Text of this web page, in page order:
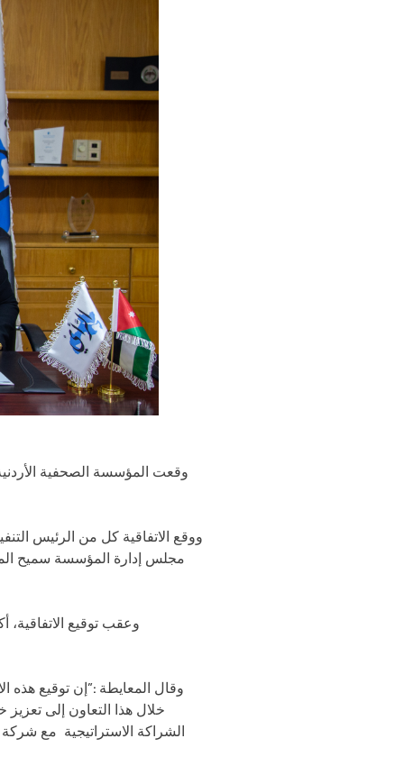
وقعت المؤسسة الصحفية الأردنية
ووقع الاتفاقية كل من الرئيس
مجلس إدارة المؤسسة سميح
وعقب توقيع
وقال المعايطة :”إن توقيع هذه
خلال هذا التعاون إلى
الشراكة الاستراتيجية مع